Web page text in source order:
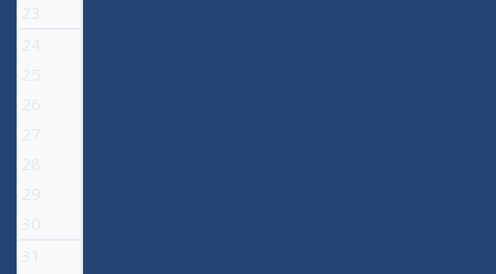
23
24
25
26
27
28
29
30
31